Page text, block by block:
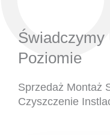
Świadczymy
Poziomie
Sprzedaż Montaż
Czyszczenie